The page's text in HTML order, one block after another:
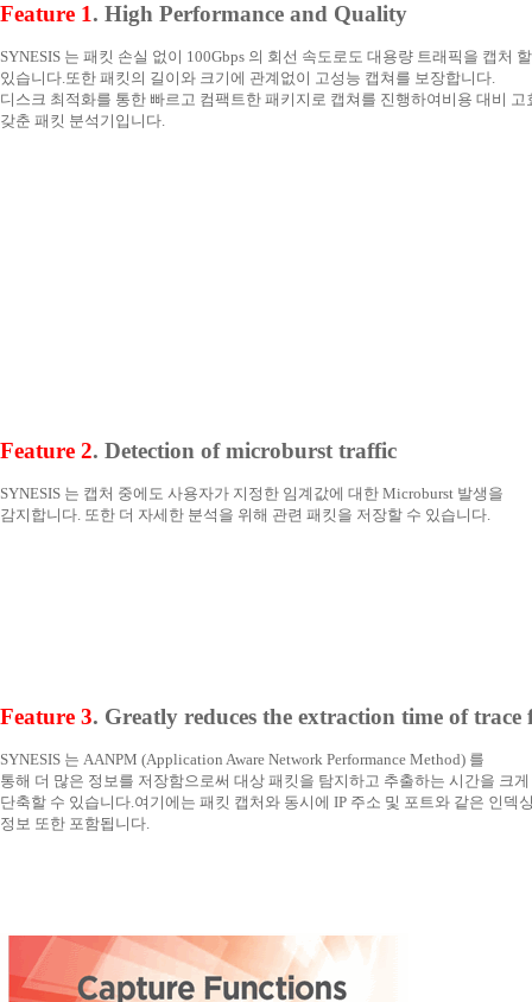
Feature 1. High Performance and Quality
SYNESIS 는 패킷 손실 없이 100Gbps 의 회선 속도로도 대용량 트래픽을 캡처
있습니다. 또한 패킷의 길이와 크기에 관계없이 고성능 캡쳐를 보장합니다.
디스크 최적화를 통한 빠르고 컴팩트한 패키지로 캡쳐를 진행하여 비용 대비 고
갖춘 패킷 분석기입니다.
Feature 2. Detection of microburst traffic
SYNESIS 는 캡처 중에도 사용자가 지정한 임계값에 대한 Microburst 발생을
감지합니다. 또한 더 자세한 분석을 위해 관련 패킷을 저장할 수 있습니다.
Feature 3. Greatly reduces the extraction time of trace
SYNESIS 는 AANPM (Application Aware Network Performance Method) 를
통해 더 많은 정보를 저장함으로써 대상 패킷을 탐지하고 추출하는 시간을 크게
단축할 수 있습니다. 여기에는 패킷 캡처와 동시에 IP 주소 및 포트와 같은 인덱
정보 또한 포함됩니다.